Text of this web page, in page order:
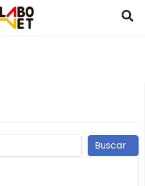
Buscar